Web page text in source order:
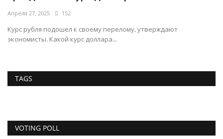
Апреля 27, 2025 152
Курс рубля подошел к своему перелому, утверждают
экономисты. Какой курс доллара...
TAGS
VOTING POLL